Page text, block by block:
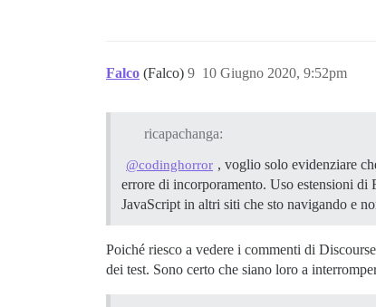
Falco (Falco) 10 Giugno 2020, 9:52pm
9
ricapachanga:
@codinghorror , voglio solo evidenziare
errore di incorporamento. Uso estensioni di
JavaScript in altri siti che sto navigando e
Poiché riesco a vedere i commenti di
dei test. Sono certo che siano loro a